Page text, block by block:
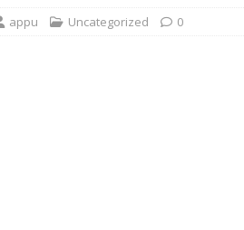
appu Uncategorized 0